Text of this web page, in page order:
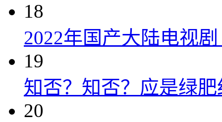
18
2022年国产大陆电视
19
知否？知否？应是绿肥
20